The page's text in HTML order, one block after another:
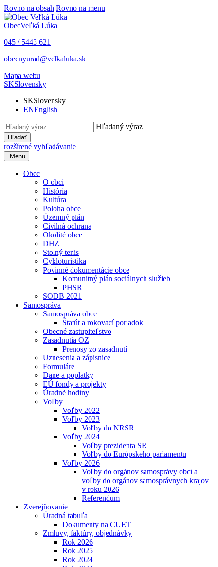
Rovno na obsah Rovno na menu
ObecVeľká Lúka
045 / 5443 621
obecnyurad@velkaluka.sk
Mapa webu
SKSlovensky
SKSlovensky
ENEnglish
Hľadaný výraz
Hľadať
rozšírené vyhľadávanie
Menu
Obec
O obci
História
Kultúra
Poloha obce
Územný plán
Civilná ochrana
Okolité obce
DHZ
Stolný tenis
Cykloturistika
Povinné dokumentácie obce
Komunitný plán sociálnych služieb
PHSR
SODB 2021
Samospráva
Samospráva obce
Štatút a rokovací poriadok
Obecné zastupiteľstvo
Zasadnutia OZ
Prenosy zo zasadnutí
Uznesenia a zápisnice
Formuláre
Dane a poplatky
EÚ fondy a projekty
Úradné hodiny
Voľby
Voľby 2022
Voľby 2023
Voľby do NRSR
Voľby 2024
Voľby prezidenta SR
Voľby do Európskeho parlamentu
Voľby 2026
Voľby do orgánov samosprávy obcí a
voľby do orgánov samosprávnych krajov
v roku 2026
Referendum
Zverejňovanie
Úradná tabuľa
Dokumenty na CUET
Zmluvy, faktúry, objednávky
Rok 2026
Rok 2025
Rok 2024